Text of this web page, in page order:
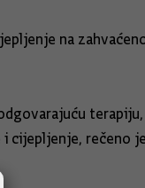
na
terapiju,
cijepljenje, rečeno